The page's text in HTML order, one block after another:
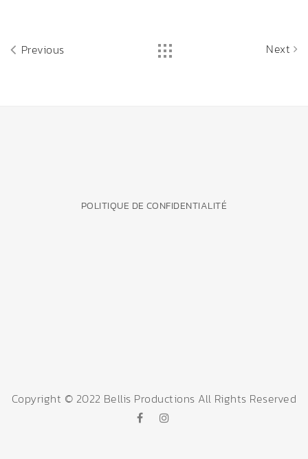
Previous Next
POLITIQUE DE CONFIDENTIALITÉ
Copyright © 2022 Bellis Productions All Rights Reserved